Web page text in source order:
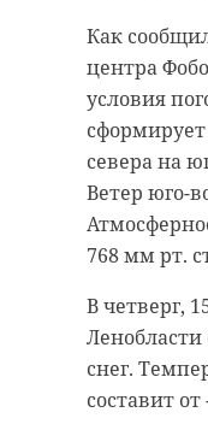
Как
центра
условия
севера на
Ветер юго-
768 мм рт.
В четверг,
снег.
составит от
«Летопись
архива».
Как
ЛГУ имени
других
сотрудники
школ, а
Поймать
управления
Петербургу
проводили
режимов,
В
задержаны
стран
нарушение